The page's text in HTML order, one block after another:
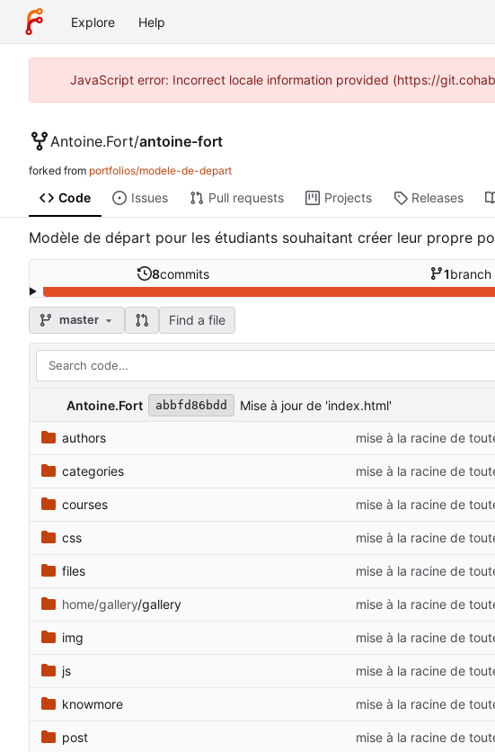
Explore Help
JavaScript error: Incorrect locale information provided (https://
Antoine.Fort/antoine-fort
forked from portfolios/modele-de-depart
Code Issues Pull requests Projects Releases
Modèle de départ pour les étudiants souhaitant créer leur propre
8commits 1branch
master Find a file
Antoine.Fort abbfd86bdd Mise à jour de 'index.html'
authors mise à la racine de
categories mise à la racine de
courses mise à la racine de
css mise à la racine de
files mise à la racine de
home/gallery/gallery mise à la racine de
img mise à la racine de
js mise à la racine de
knowmore mise à la racine de
post mise à la racine de